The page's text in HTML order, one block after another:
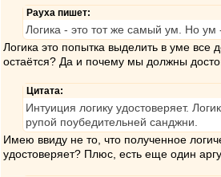
Рауха пишет:
Логика - это тот же самый ум. Но
Логика это попытка выделить в уме все
остаётся? Да и почему мы должны
Цитата:
Интуиция логику удостоверяет.
рупой поубедительней санджни.
Имею ввиду не то, что полученное
удостоверяет? Плюс, есть еще один